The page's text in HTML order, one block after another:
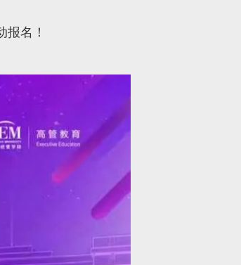
名！